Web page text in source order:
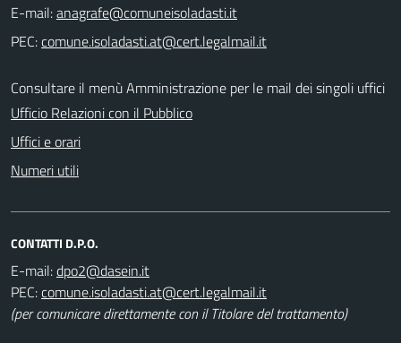
E-mail:
PEC:
Consultare il menù Amministrazione per le mail dei singoli uffici
Ufficio Relazioni con il Pubblico
Uffici e orari
Numeri utili
CONTATTI D.P.O.
E-mail:
PEC:
(per comunicare direttamente con il Titolare del trattamento)